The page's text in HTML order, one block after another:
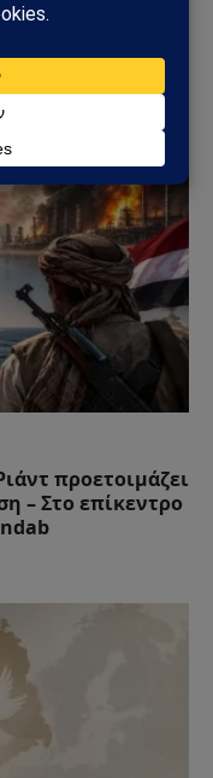
προετοιμάζει
– Στο επίκεντρο